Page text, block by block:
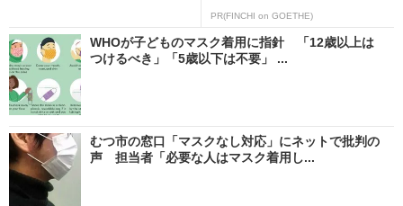
PR(FINCHI on GOETHE)
WHOが子どものマスク着用に指針 「12歳以上は
つけるべき」「5歳以下は不要」 ...
むつ市の窓口「マスクなし対応」にネットで批判の
声 担当者「必要な人はマスク着用し...